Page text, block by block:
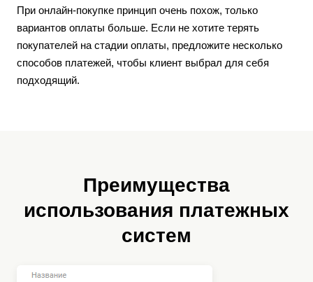
При онлайн-покупке принцип очень похож, только
вариантов оплаты больше. Если не хотите терять
покупателей на стадии оплаты, предложите несколько
способов платежей, чтобы клиент выбрал для себя
подходящий.
Преимущества
использования платежных
систем